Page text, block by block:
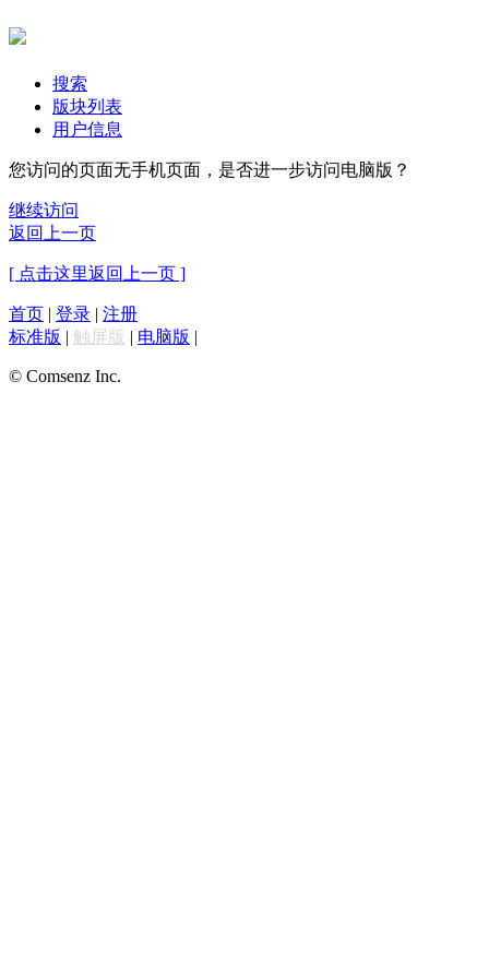
搜索
版块列表
用户信息
您访问的页面无手机页面，是否进一步访问电脑版？
继续访问
返回上一页
[ 点击这里返回上一页 ]
首页 | 登录 | 注册
标准版 | 触屏版 | 电脑版 |
© Comsenz Inc.